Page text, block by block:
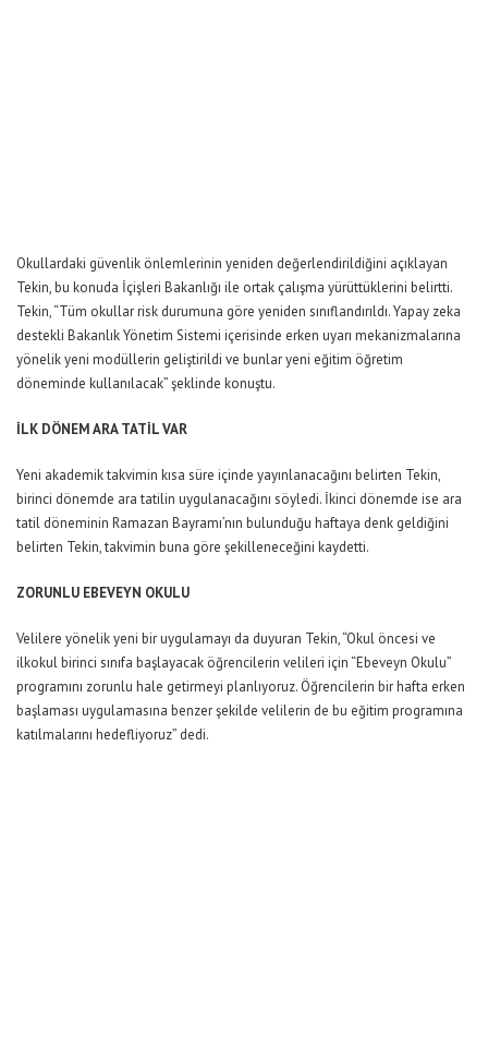
Okullardaki güvenlik önlemlerinin yeniden değerlendirildiğini açıklayan
Tekin, bu konuda İçişleri Bakanlığı ile ortak çalışma yürüttüklerini belirtti.
Tekin, “Tüm okullar risk durumuna göre yeniden sınıflandırıldı. Yapay zeka
destekli Bakanlık Yönetim Sistemi içerisinde erken uyarı mekanizmalarına
yönelik yeni modüllerin geliştirildi ve bunlar yeni eğitim öğretim
döneminde kullanılacak” şeklinde konuştu.
İLK DÖNEM ARA TATİL VAR
Yeni akademik takvimin kısa süre içinde yayınlanacağını belirten Tekin,
birinci dönemde ara tatilin uygulanacağını söyledi. İkinci dönemde ise ara
tatil döneminin Ramazan Bayramı’nın bulunduğu haftaya denk geldiğini
belirten Tekin, takvimin buna göre şekilleneceğini kaydetti.
ZORUNLU EBEVEYN OKULU
Velilere yönelik yeni bir uygulamayı da duyuran Tekin, “Okul öncesi ve
ilkokul birinci sınıfa başlayacak öğrencilerin velileri için “Ebeveyn Okulu”
programını zorunlu hale getirmeyi planlıyoruz. Öğrencilerin bir hafta erken
başlaması uygulamasına benzer şekilde velilerin de bu eğitim programına
katılmalarını hedefliyoruz” dedi.